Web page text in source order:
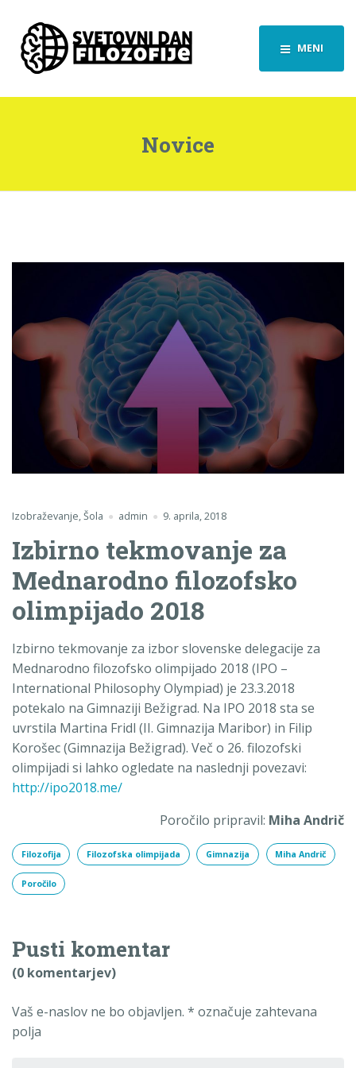
MENI
Novice
Izobraževanje,Šola admin 9. aprila, 2018
Izbirno tekmovanje za
Mednarodno filozofsko
olimpijado 2018
Izbirno tekmovanje za izbor slovenske delegacije za
Mednarodno filozofsko olimpijado 2018 (IPO –
International Philosophy Olympiad) je 23.3.2018
potekalo na Gimnaziji Bežigrad. Na IPO 2018 sta se
uvrstila Martina Fridl (II. Gimnazija Maribor) in Filip
Korošec (Gimnazija Bežigrad). Več o 26. filozofski
olimpijadi si lahko ogledate na naslednji povezavi:
http://ipo2018.me/
Poročilo pripravil: Miha Andrič
Filozofija Filozofska olimpijada Gimnazija Miha Andrič
Poročilo
Pusti komentar
(0 komentarjev)
Vaš e-naslov ne bo objavljen. * označuje zahtevana
polja